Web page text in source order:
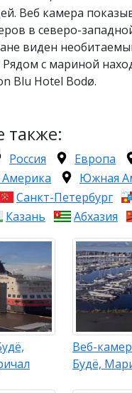
Веб камера
в северо-
виден
с мариной
Blu Hotel Bodø.
также:
Россия Европа
Южная
Санкт-Петербург
Казань Абхазия
Веб-
Будё,